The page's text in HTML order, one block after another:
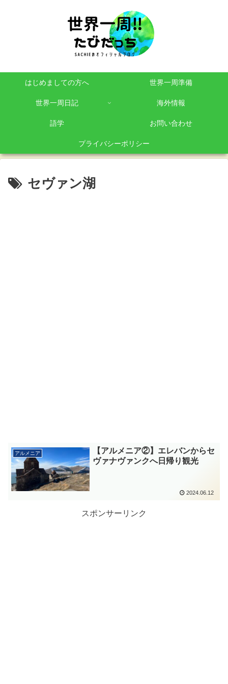
はじめましての方へ 世界一周準備
世界一周日記 海外情報
語学 お問い合わせ
プライバシーポリシー
セヴァン湖
アルメニア
【アルメニア②】エレバンからセ
ヴァナヴァンクへ日帰り観光
2024.06.12
スポンサーリンク